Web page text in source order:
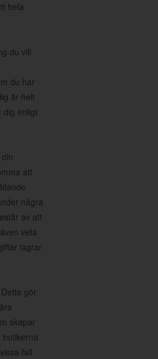
hela
du vill
du har
är helt
dig enligt
att
några
av att
veta
lagrar
gör
skapar
fall